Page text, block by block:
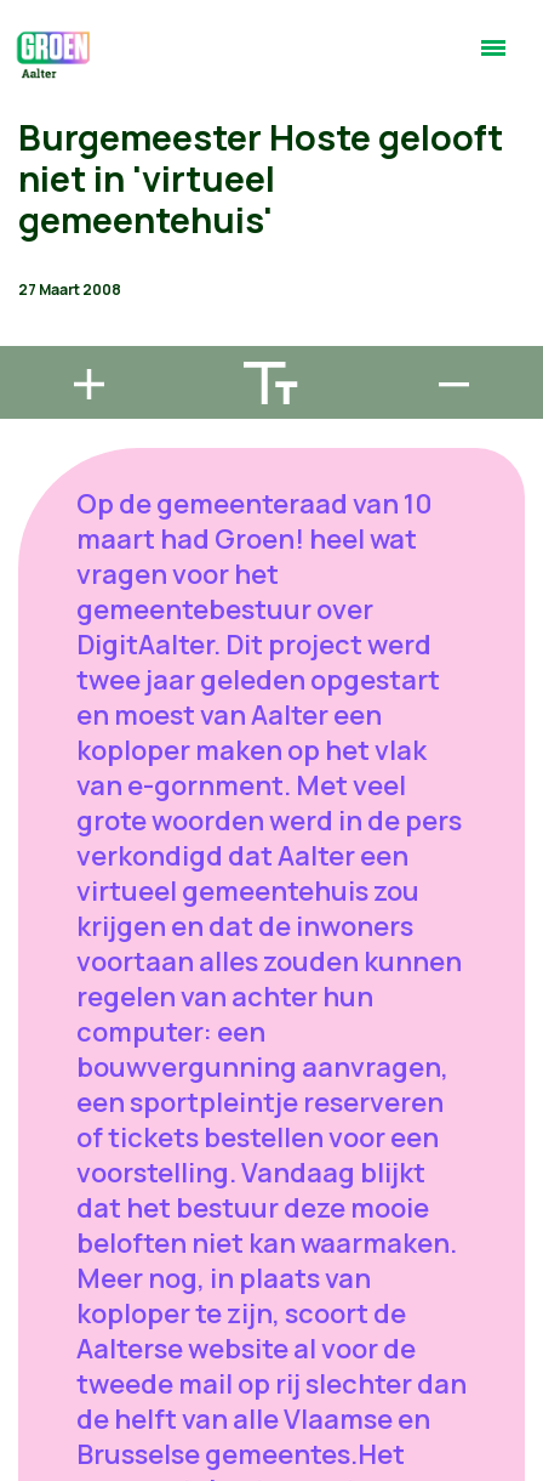
Burgemeester Hoste gelooft
niet in 'virtueel
gemeentehuis'
27 Maart 2008
Op de gemeenteraad van 10
maart had Groen! heel wat
vragen voor het
gemeentebestuur over
DigitAalter. Dit project werd
twee jaar geleden opgestart
en moest van Aalter een
koploper maken op het vlak
van e-gornment. Met veel
grote woorden werd in de pers
verkondigd dat Aalter een
virtueel gemeentehuis zou
krijgen en dat de inwoners
voortaan alles zouden kunnen
regelen van achter hun
computer: een
bouwvergunning aanvragen,
een sportpleintje reserveren
of tickets bestellen voor een
voorstelling. Vandaag blijkt
dat het bestuur deze mooie
beloften niet kan waarmaken.
Meer nog, in plaats van
koploper te zijn, scoort de
Aalterse website al voor de
tweede mail op rij slechter dan
de helft van alle Vlaamse en
Brusselse gemeentes.Het